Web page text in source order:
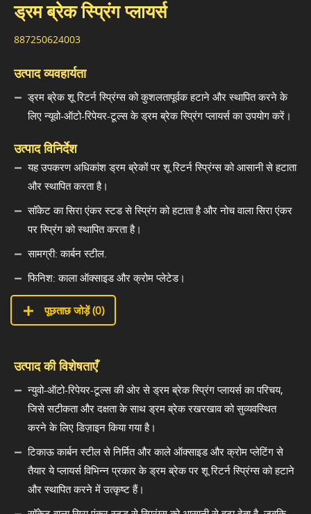
ड्रम ब्रेक स्प्रिंग प्लायर्स
887250624003
उत्पाद व्यवहार्यता
ड्रम ब्रेक शू रिटर्न स्प्रिंग्स को कुशलतापूर्वक हटाने और स्थापित करने के
लिए न्यूवो-ऑटो-रिपेयर-टूल्स के ड्रम ब्रेक स्प्रिंग प्लायर्स का उपयोग करें।
उत्पाद विनिर्देश
यह उपकरण अधिकांश ड्रम ब्रेकों पर शू रिटर्न स्प्रिंग्स को आसानी से हटाता
और स्थापित करता है।
सॉकेट का सिरा एंकर स्टड से स्प्रिंग को हटाता है और नोच वाला सिरा एंकर
पर स्प्रिंग को स्थापित करता है।
सामग्री: कार्बन स्टील.
फिनिश: काला ऑक्साइड और क्रोम प्लेटेड।
पूछताछ जोड़ें (0)
उत्पाद की विशेषताएँ
न्युवो-ऑटो-रिपेयर-टूल्स की ओर से ड्रम ब्रेक स्प्रिंग प्लायर्स का परिचय,
जिसे सटीकता और दक्षता के साथ ड्रम ब्रेक रखरखाव को सुव्यवस्थित
करने के लिए डिज़ाइन किया गया है।
टिकाऊ कार्बन स्टील से निर्मित और काले ऑक्साइड और क्रोम प्लेटिंग से
तैयार ये प्लायर्स विभिन्न प्रकार के ड्रम ब्रेक पर शू रिटर्न स्प्रिंग्स को हटाने
और स्थापित करने में उत्कृष्ट हैं।